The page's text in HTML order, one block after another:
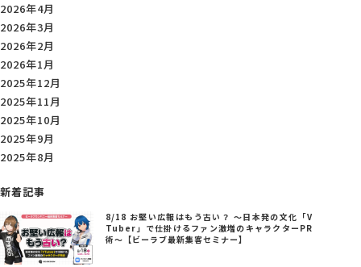
2026年4月
2026年3月
2026年2月
2026年1月
2025年12月
2025年11月
2025年10月
2025年9月
2025年8月
新着記事
8/18 お堅い広報はもう古い？ ～日本発の文化「V
Tuber」で仕掛けるファン激増のキャラクターPR
術～【ビーラブ最新集客セミナー】